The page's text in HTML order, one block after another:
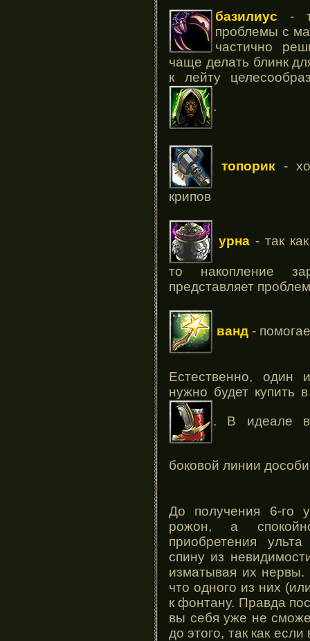
базилиус -
проблемы с
частично
чаще делать блинк
к лейту
.
топорик-
крипов
урна - так
то накопление
представляет
ванд -
Естественно, один
нужно будет купить
. В идеале
боковой линии
До получения 6-го
рожон, а
приобретения
спину из
изматывая их
что одного из них
к фонтану. Правда
вы себя уже не
до этого, так как